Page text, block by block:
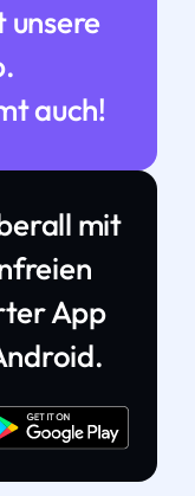
unsere
auch!
mit
App